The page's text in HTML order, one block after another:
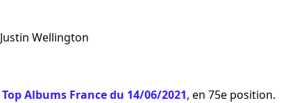
Justin Wellington
Top Albums France du 14/06/2021, en 75e position.